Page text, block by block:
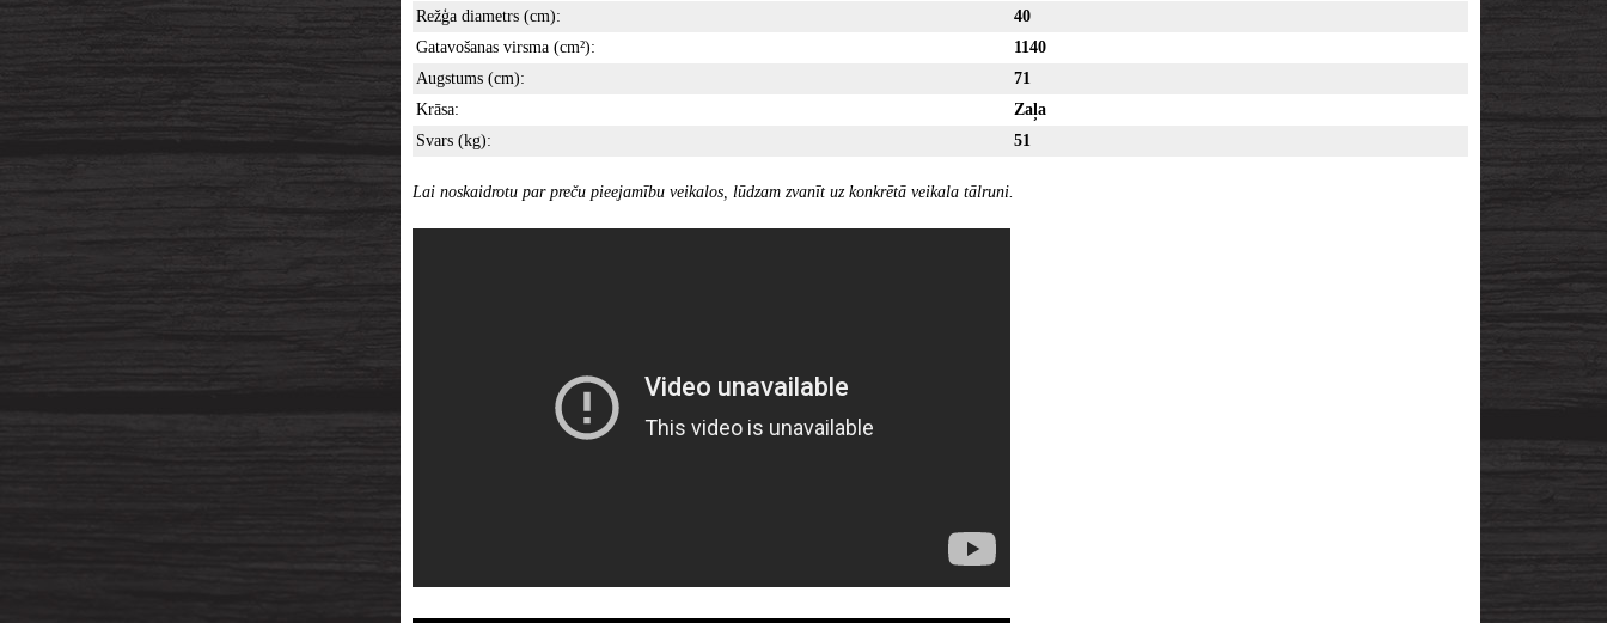
Režģa diametrs (cm):
40
Gatavošanas virsma (cm²):
1140
Augstums (cm):
71
Krāsa:
Zaļa
Svars (kg):
51
Lai noskaidrotu par preču pieejamību veikalos, lūdzam zvanīt uz konkrētā veikala tālruni.